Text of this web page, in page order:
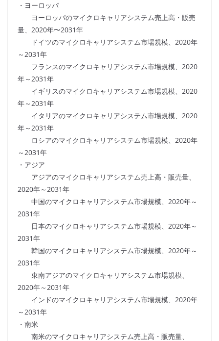
・ヨーロッパ
ヨーロッパのマイクロキャリアシステム売上高・販売
量、2020年〜2031年
ドイツのマイクロキャリアシステム市場規模、2020年
～2031年
フランスのマイクロキャリアシステム市場規模、2020
年～2031年
イギリスのマイクロキャリアシステム市場規模、2020
年～2031年
イタリアのマイクロキャリアシステム市場規模、2020
年～2031年
ロシアのマイクロキャリアシステム市場規模、2020年
～2031年
・アジア
アジアのマイクロキャリアシステム売上高・販売量、
2020年～2031年
中国のマイクロキャリアシステム市場規模、2020年～
2031年
日本のマイクロキャリアシステム市場規模、2020年～
2031年
韓国のマイクロキャリアシステム市場規模、2020年～
2031年
東南アジアのマイクロキャリアシステム市場規模、
2020年～2031年
インドのマイクロキャリアシステム市場規模、2020年
～2031年
・南米
南米のマイクロキャリアシステム売上高・販売量、